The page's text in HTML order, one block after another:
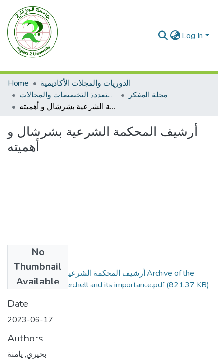
Log In
Home
الدوريات والمجلات الأكاديمية
مجلات متعددة التخصصات والمجالات
مجلة المفكر
أرشيف المحكمة الشرعية بشرشال و أهميته
أرشيف المحكمة الشرعية بشرشال و
أهميته
No
Thumbnail
Available
أرشيف المحكمة الشرعية بشرشال و أهميته Archive of the
Sharia Court in Cherchell and its importance.pdf(821.37 KB)
Date
2023-06-17
Authors
بحيري, يامنة